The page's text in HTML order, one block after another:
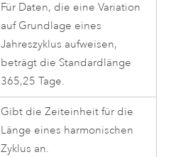
Für Daten, die eine Variation
auf Grundlage eines
Jahreszyklus aufweisen,
beträgt die Standardlänge
365,25 Tage.
Gibt die Zeiteinheit für die
Länge eines harmonischen
Zyklus an.